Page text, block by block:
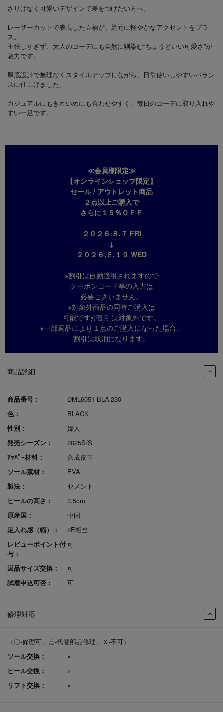
商品詳細
商品番号：
DML6051-BLA-230
色：
BLACK
性別：
婦人
発売シーズン：
2025S/S
ｱｯﾊﾟｰ材料：
合成皮革
ソール素材：
EVA
製法：
セメント
ヒールの高さ：
3.5cm
原産国：
中国
足入れ感（幅）：
2E相当
レビューポイント付
与：
可
返品サイズ交換：
可
試着申込可否：
可
修理対応
（〇-修理可、△-代替部品修理、Ｘ-不可）
ソール交換：
×
ヒール交換：
×
リフト交換：
×
さりげなく可愛いデザインで差をつけたい方へ。
レーザーカットで表現した☆柄が、足元に軽やかなアクセントをプラ
ス。
主張しすぎず、大人のコーデにも自然に馴染む“ちょうどいい可愛さ”が
魅力です。
厚底設計で無理なくスタイルアップしながら、日常使いしやすいバラン
スに仕上げました。
カジュアルにもきれいめにも合わせやすく、毎日のコーデに取り入れや
すい一足です。
≪会員様限定≫
【オンラインショップ限定】
セール / アウトレット商品
２点以上ご購入で
さらに１５％ＯＦＦ
２０２６.８.７ FRI
↓
２０２６.８.１９ WED
※割引は自動適用されますので
クーポンコード等の入力は
必要ございません。
※対象外商品の同時ご購入は
可能ですが割引は対象外です。
※一部返品により１点のご購入になった場合、
割引は取消になります。